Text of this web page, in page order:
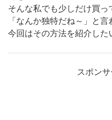
そんな私でも少しだけ買
「なんか独特だね～」と言
今回はその方法を紹介し
スポン